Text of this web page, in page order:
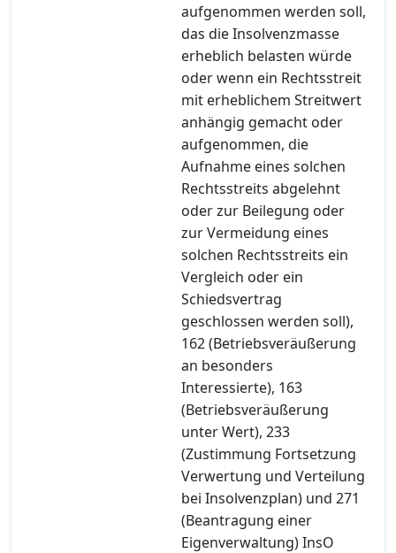
aufgenommen werden soll,
das die Insolvenzmasse
erheblich belasten würde
oder wenn ein Rechtsstreit
mit erheblichem Streitwert
anhängig gemacht oder
aufgenommen, die
Aufnahme eines solchen
Rechtsstreits abgelehnt
oder zur Beilegung oder
zur Vermeidung eines
solchen Rechtsstreits ein
Vergleich oder ein
Schiedsvertrag
geschlossen werden soll),
162 (Betriebsveräußerung
an besonders
Interessierte), 163
(Betriebsveräußerung
unter Wert), 233
(Zustimmung Fortsetzung
Verwertung und Verteilung
bei Insolvenzplan) und 271
(Beantragung einer
Eigenverwaltung) InsO